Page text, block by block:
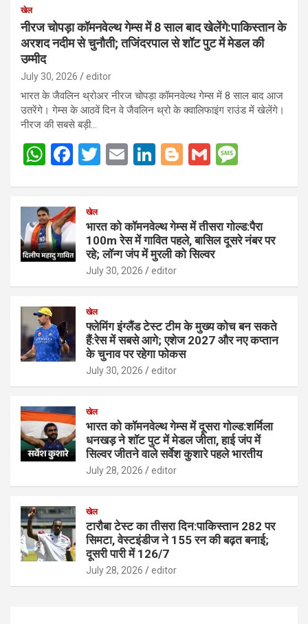
खेल
नीरज चोपड़ा कॉमनवेल्थ गेम्स में 8 साल बाद खेलेंगे:पाकिस्तान के
अरशद नदीम से चुनौती; तजिंदरपाल से शॉट पुट में मेडल की
उम्मीद
July 30, 2026 editor
भारत के जैवलिन थ्रोअर नीरज चोपड़ा कॉमनवेल्थ गेम्स में 8 साल बाद आज
उतरेंगे। गेम्स के आठवें दिन वे जैवलिन थ्रो के क्वालिफाइंग राउंड में खेलेंगे।
नीरज की सबसे बड़ी…
W
s
A
p
p
F
b
o
o
k
T
er
E
Li
dI
n
Bl
g
er
G
a
g
खेल
भारत को कॉमनवेल्थ गेम्स में तीसरा गोल्ड:पैरा
100m रेस में गावित पहले, बासिल दूसरे नंबर पर
रहे; लॉन्ग जंप में मुरली को सिल्वर
July 30, 2026 editor
खेल
फ्लेमिंग इंग्लैंड टेस्ट टीम के मुख्य कोच बन सकते
हैं:रेस में सबसे आगे; एशेज 2027 और नए कप्तान
के चुनाव पर रहेगा फोकस
July 30, 2026 editor
खेल
भारत को कॉमनवेल्थ गेम्स में दूसरा गोल्ड:शर्मिला
धनखड़ ने शॉट पुट में मेडल जीता, हाई जंप में
सिल्वर जीतने वाले सर्वेश कुशारे पहले भारतीय
July 28, 2026 editor
खेल
टारौबा टेस्ट का तीसरा दिन:पाकिस्तान 282 पर
सिमटा, वेस्टइंडीज ने 155 रन की बढ़त बनाई;
दूसरी पारी में 126/7
July 28, 2026 editor